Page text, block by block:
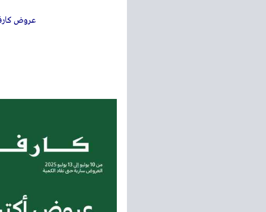
عروض كارفور لشهر